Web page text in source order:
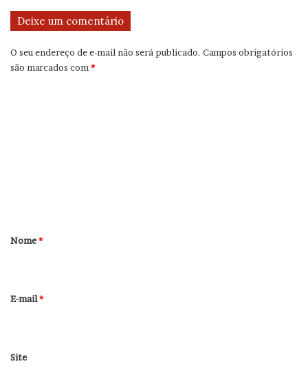
Deixe um comentário
O seu endereço de e-mail não será publicado. Campos obrigatórios
são marcados com *
r
*
Nome*
E-mail*
Site